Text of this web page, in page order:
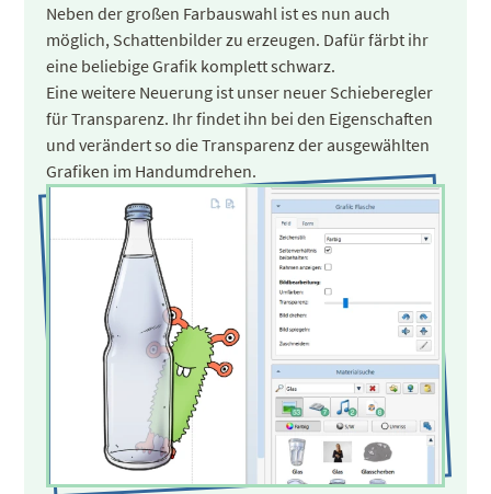
Neben der großen Farbauswahl ist es nun auch
möglich, Schattenbilder zu erzeugen. Dafür färbt ihr
eine beliebige Grafik komplett schwarz.
Eine weitere Neuerung ist unser neuer Schieberegler
für Transparenz. Ihr findet ihn bei den Eigenschaften
und verändert so die Transparenz der ausgewählten
Grafiken im Handumdrehen.